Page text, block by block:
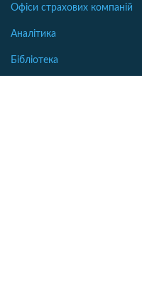
Офіси страхових компаній
Аналітика
Бібліотека